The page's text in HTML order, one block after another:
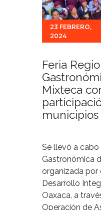
Promociones
Noticias
Para ti
23 FEBRERO,
2024
Feria
Mixteca
municipios
Se llevó a cabo
Gastronómica
organizada por
Desarrollo
Oaxaca, a
Operación de